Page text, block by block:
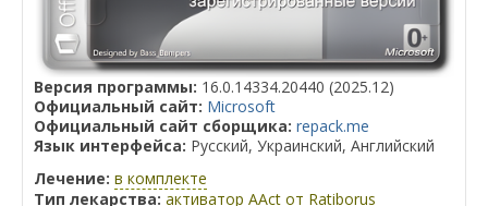
Версия программы: 16.0.14334.20440 (2025.12)
Официальный сайт: Microsoft
Официальный сайт сборщика: repack.me
Язык интерфейса: Русский, Украинский, Английский
Лечение: в комплекте
Тип лекарства: активатор AAct от Ratiborus